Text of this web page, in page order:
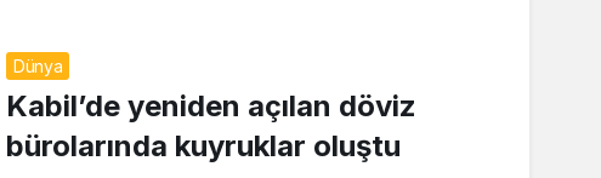
Dünya
Kabil’de yeniden açılan döviz
bürolarında kuyruklar oluştu